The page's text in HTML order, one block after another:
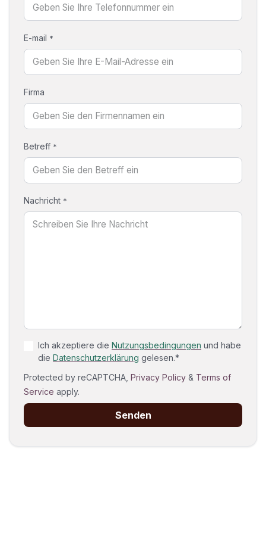
E-mail *
Firma
Betreff *
Nachricht *
Ich akzeptiere die Nutzungsbedingungen und habe
die Datenschutzerklärung gelesen.*
Protected by reCAPTCHA, Privacy Policy & Terms of
Service apply.
Senden